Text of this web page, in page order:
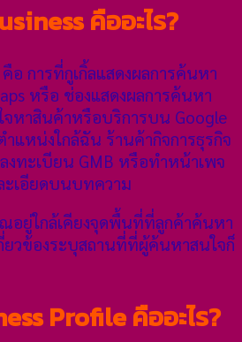
คืออะไร?
อ การที่กูเกิ้ลแสดงผลการค้นหา
หรือ ช่องแสดงผลการค้นหา
จหาสินค้าหรือบริการบน Google
แหน่งใกล้ฉัน ร้านค้ากิจการธุรกิจ
งทะเบียน GMB หรือทำหน้าเพจ
ะเอียดบนบทความ
อยู่ใกล้เคียงจุดพื้นที่ที่ลูกค้าค้นหา
วข้องระบุสถานที่ที่ผู้ค้นหาสนใจก็
Profile คืออะไร?